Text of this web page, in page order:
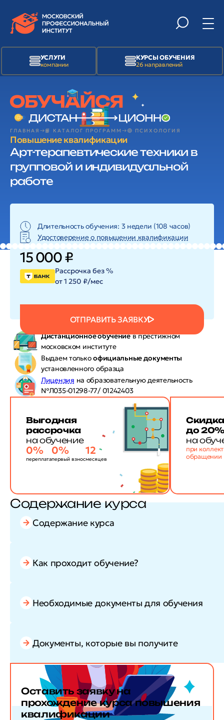
УСЛУГИ
компании
КУРСЫ ОБУЧЕНИЯ
26 направлений
ГЛАВНАЯ 📙 КАТАЛОГ ПРОГРАММ 🟢 ПСИХОЛОГИЯ
Повышение квалификации
Арт-терапевтические техники в
групповой и индивидуальной
работе
Длительность обучения: 3 недели (108 часов)
Удостоверение о повышении квалификации
15 000 ₽
ОТПРАВИТЬ ЗАЯВКУ
Рассрочка без %
от 1 250 ₽/мес
Дистанционное обучениев престижном
московском институте
Выдаем толькоофициальные документы
установленного образца
Лицензия на образовательную деятельность
№Л035-01298-77/ 01242403
Выгодная
рассрочка
на обучение
0%
переплата
0%
первый взнос
12
месяцев
до
на
при
обращении
Содержание курса
Содержание курса
Как проходит обучение?
Необходимые документы для обучения
Документы, которые вы получите
Оставить заявкуна
прохождение курса повышения
квалификации